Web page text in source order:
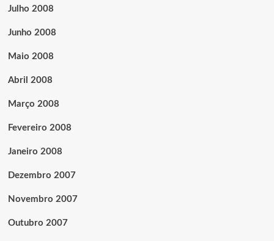
Julho 2008
Junho 2008
Maio 2008
Abril 2008
Março 2008
Fevereiro 2008
Janeiro 2008
Dezembro 2007
Novembro 2007
Outubro 2007